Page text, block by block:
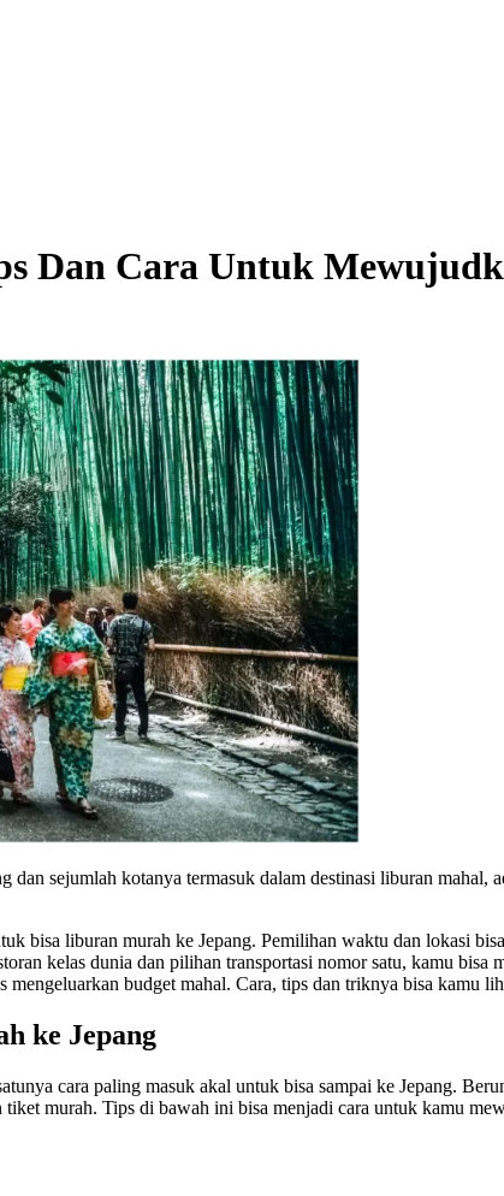
Dan Cara Untuk
sejumlah kotanya termasuk dalam destinasi liburan mahal,
bisa liburan murah ke Jepang. Pemilihan waktu dan lokasi
kelas dunia dan pilihan transportasi nomor satu, kamu
mengeluarkan budget mahal. Cara, tips dan triknya bisa kamu
ke Jepang
cara paling masuk akal untuk bisa sampai ke Jepang.
murah. Tips di bawah ini bisa menjadi cara untuk kamu